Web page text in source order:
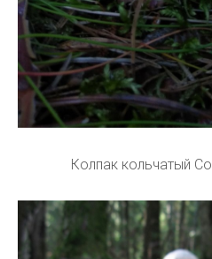
Колпак кольчатый